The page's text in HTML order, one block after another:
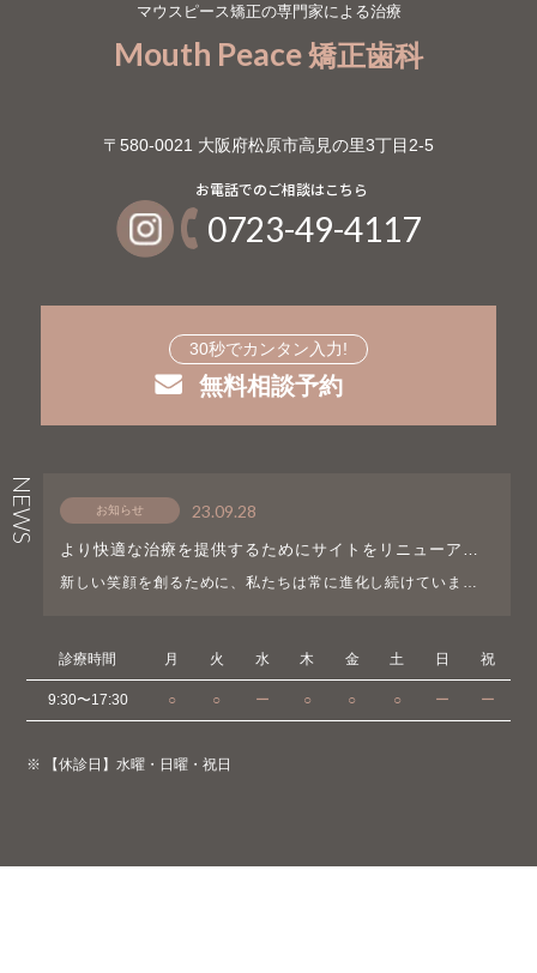
マウスピース矯正の専門家による治療
Mouth Peace矯正歯科
〒580-0021 大阪府松原市高見の里3丁目2-5
0723-49-4117
30秒でカンタン入力!
無料相談予約
NEWS お知らせ 23.09.28
より快適な治療を提供するためにサイトをリニューアル
新しい笑顔を創るために、私たちは常に進化し続けています。
診療時間
月 火 水 木 金 土 日 祝
9:30〜17:30 ○ ○ ー ○ ○ ○ ー ー
※ 【休診日】水曜・日曜・祝日